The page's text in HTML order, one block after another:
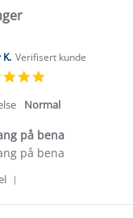
K. Verifisert kunde
rating
Normal
på bena
på bena
Review